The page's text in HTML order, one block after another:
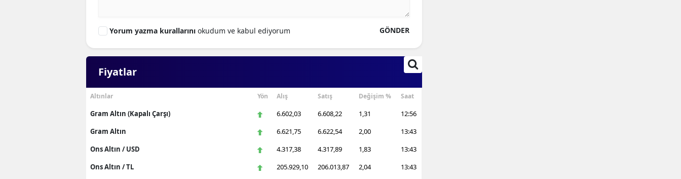
Kırklareli
GÖNDER
Yorum yazma kurallarını okudum ve kabul ediyorum
Fiyatlar
Altınlar Yön Alış Satış Değişim % Saat
Gram Altın (Kapalı Çarşı) 6.602,03 6.608,22 1,31
12:56
Gram Altın
6.621,75 6.622,54 2,00
13:43
Ons Altın / USD
4.317,38 4.317,89 1,83
13:43
Ons Altın / TL
205.929,10 206.013,87 2,04
13:43